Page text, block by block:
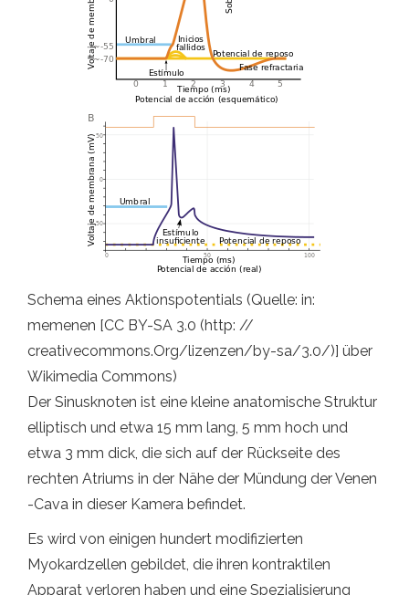
Schema eines Aktionspotentials (Quelle: in:
memenen [CC BY-SA 3.0 (http: //
creativecommons.Org/lizenzen/by-sa/3.0/)] über
Wikimedia Commons)
Der Sinusknoten ist eine kleine anatomische Struktur
elliptisch und etwa 15 mm lang, 5 mm hoch und
etwa 3 mm dick, die sich auf der Rückseite des
rechten Atriums in der Nähe der Mündung der Venen
-Cava in dieser Kamera befindet.
Es wird von einigen hundert modifizierten
Myokardzellen gebildet, die ihren kontraktilen
Apparat verloren haben und eine Spezialisierung